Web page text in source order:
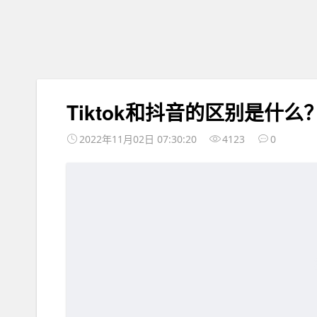
Tiktok和抖音的区别是什么
2022年11月02日 07:30:20 4123 0